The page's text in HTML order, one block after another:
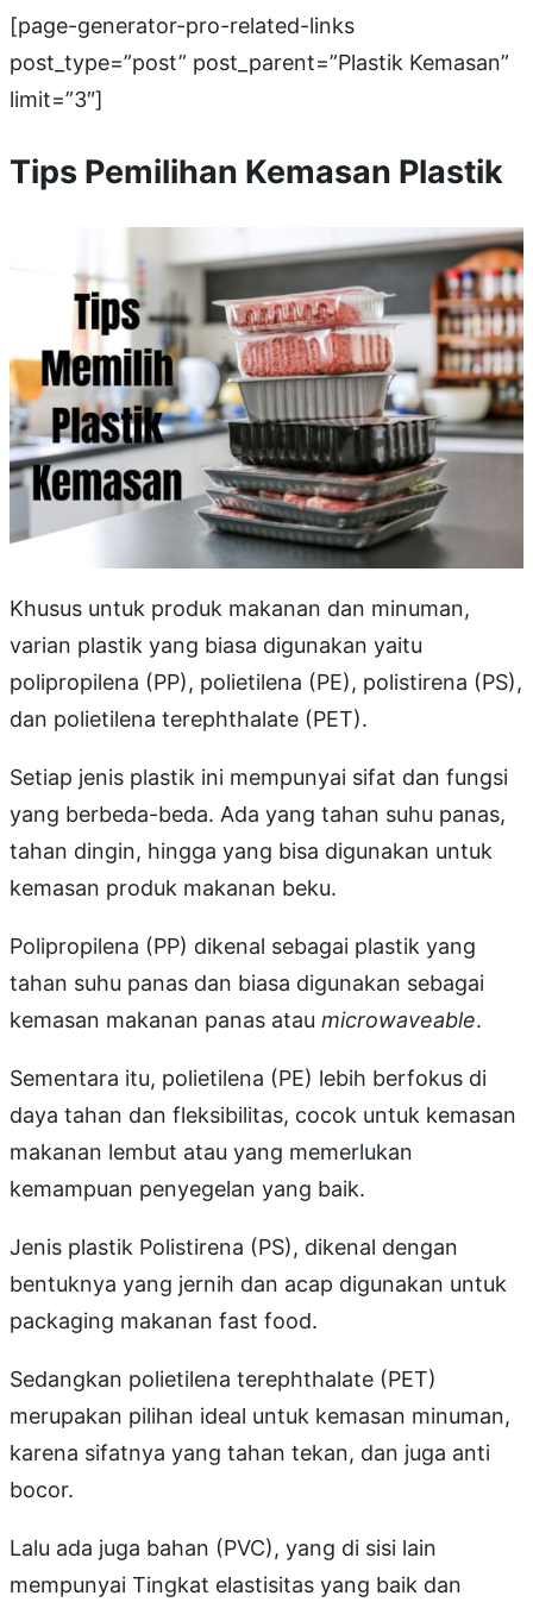
[page-generator-pro-related-links
post_type=”post” post_parent=”Plastik Kemasan”
limit=”3″]
Tips Pemilihan Kemasan Plastik
Khusus untuk produk makanan dan minuman,
varian plastik yang biasa digunakan yaitu
polipropilena (PP), polietilena (PE), polistirena (PS),
dan polietilena terephthalate (PET).
Setiap jenis plastik ini mempunyai sifat dan fungsi
yang berbeda-beda. Ada yang tahan suhu panas,
tahan dingin, hingga yang bisa digunakan untuk
kemasan produk makanan beku.
Polipropilena (PP) dikenal sebagai plastik yang
tahan suhu panas dan biasa digunakan sebagai
kemasan makanan panas atau microwaveable.
Sementara itu, polietilena (PE) lebih berfokus di
daya tahan dan fleksibilitas, cocok untuk kemasan
makanan lembut atau yang memerlukan
kemampuan penyegelan yang baik.
Jenis plastik Polistirena (PS), dikenal dengan
bentuknya yang jernih dan acap digunakan untuk
packaging makanan fast food.
Sedangkan polietilena terephthalate (PET)
merupakan pilihan ideal untuk kemasan minuman,
karena sifatnya yang tahan tekan, dan juga anti
bocor.
Lalu ada juga bahan (PVC), yang di sisi lain
mempunyai Tingkat elastisitas yang baik dan